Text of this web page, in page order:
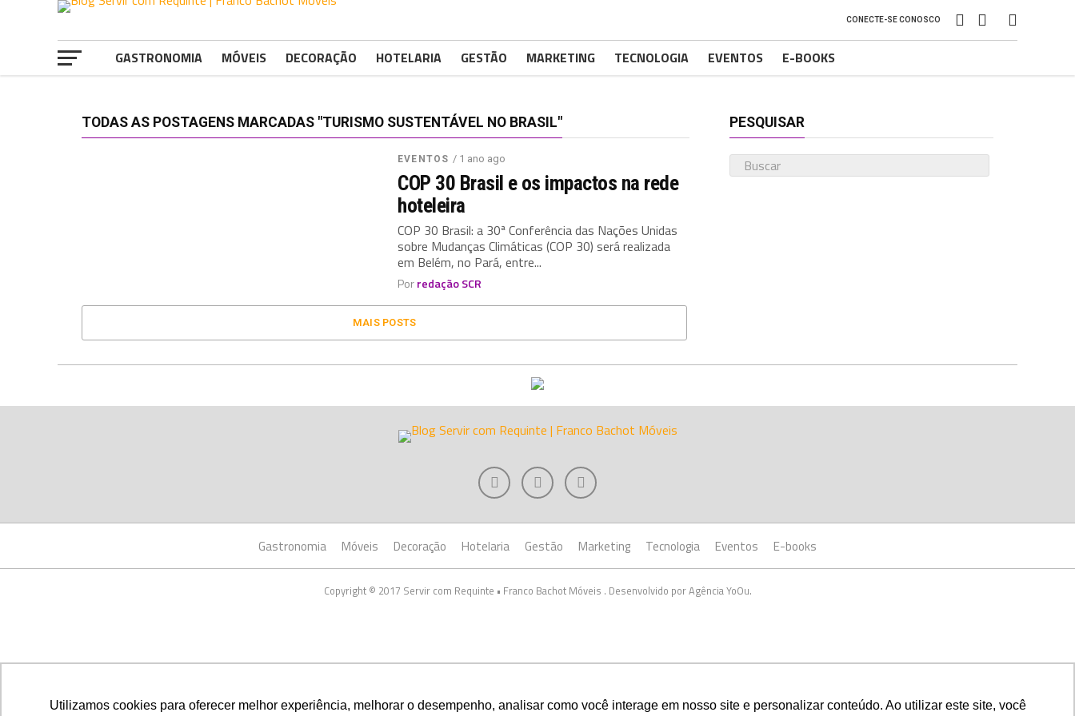
Utilizamos cookies para oferecer melhor experiência, melhorar o desempenho, analisar como você interage em nosso site e personalizar conteúdo. Ao utilizar este site, você
CONECTE-SE CONOSCO
GASTRONOMIA MÓVEIS DECORAÇÃO HOTELARIA GESTÃO MARKETING TECNOLOGIA EVENTOS E-BOOKS
TODAS AS POSTAGENS MARCADAS "TURISMO SUSTENTÁVEL NO BRASIL"
EVENTOS / 1 ano ago
COP 30 Brasil e os impactos na rede
hoteleira
COP 30 Brasil: a 30ª Conferência das Nações Unidas
sobre Mudanças Climáticas (COP 30) será realizada
em Belém, no Pará, entre...
Porredação SCR
MAIS POSTS
PESQUISAR
Gastronomia Móveis Decoração Hotelaria Gestão Marketing Tecnologia Eventos E-books
Copyright © 2017 Servir com Requinte • Franco Bachot Móveis . Desenvolvido por Agência YoOu.